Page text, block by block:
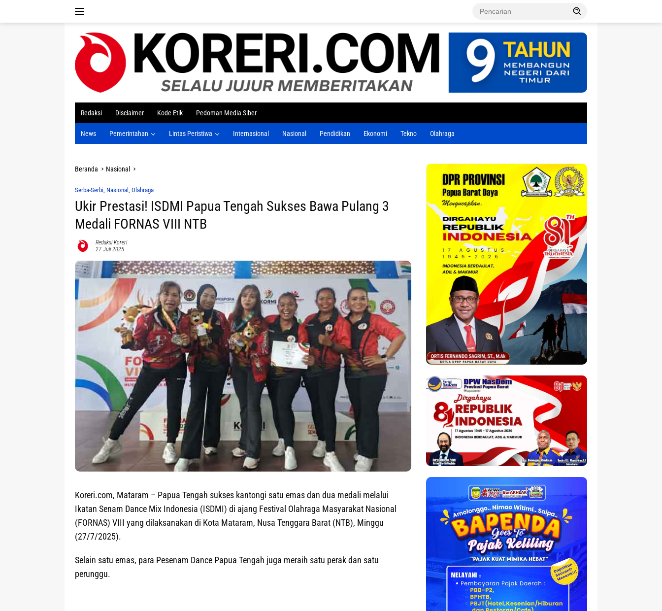
Redaksi Disclaimer Kode Etik Pedoman Media Siber
News Pemerintahan Lintas Peristiwa Internasional Nasional Pendidikan Ekonomi Tekno Olahraga
Beranda Nasional
Serba-Serbi Nasional Olahraga
Ukir Prestasi! ISDMI Papua Tengah Sukses Bawa Pulang 3
Medali FORNAS VIII NTB
Redaksi Koreri
27 Juli 2025
Koreri.com, Mataram – Papua Tengah sukses kantongi satu emas dan dua medali melalui
Ikatan Senam Dance Mix Indonesia (ISDMI) di ajang Festival Olahraga Masyarakat Nasional
(FORNAS) VIII yang dilaksanakan di Kota Mataram, Nusa Tenggara Barat (NTB), Minggu
(27/7/2025).
Selain satu emas, para Pesenam Dance Papua Tengah juga meraih satu perak dan satu
perunggu.